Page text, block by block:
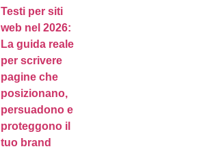
Testi per siti
web nel 2026:
La guida reale
per scrivere
pagine che
posizionano,
persuadono e
proteggono il
tuo brand